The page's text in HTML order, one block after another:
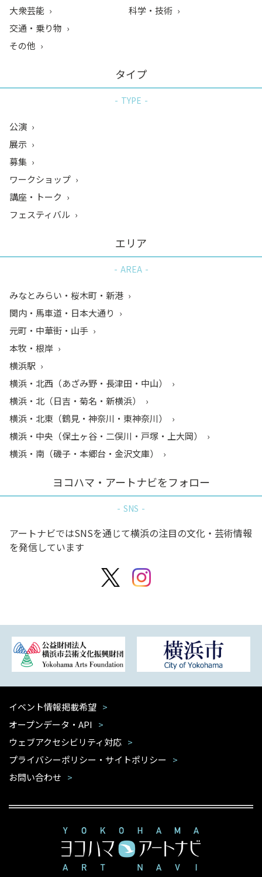
大衆芸能
科学・技術
交通・乗り物
その他
タイプ
TYPE
公演
展示
募集
ワークショップ
講座・トーク
フェスティバル
エリア
AREA
みなとみらい・桜木町・新港
関内・馬車道・日本大通り
元町・中華街・山手
本牧・根岸
横浜駅
横浜・北西（あざみ野・長津田・中山）
横浜・北（日吉・菊名・新横浜）
横浜・北東（鶴見・神奈川・東神奈川）
横浜・中央（保土ヶ谷・二俣川・戸塚・上大岡）
横浜・南（磯子・本郷台・金沢文庫）
ヨコハマ・アートナビをフォロー
SNS
アートナビではSNSを通じて横浜の注目の文化・芸術情報
を発信しています
イベント情報掲載希望
オープンデータ・API
ウェブアクセシビリティ対応
プライバシーポリシー・サイトポリシー
お問い合わせ